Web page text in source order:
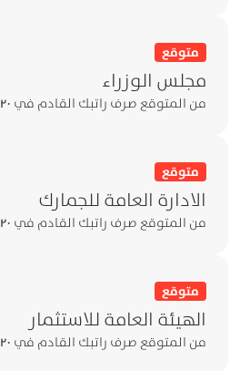
متوقع
مجلس الوزراء
من المتوقع صرف راتبك القادم في ٢٠ أغسطس ٢٦
متوقع
الادارة العامة للجمارك
من المتوقع صرف راتبك القادم في ٢٠ أغسطس ٢٦
متوقع
الهيئة العامة للاستثمار
من المتوقع صرف راتبك القادم في ٢٠ أغسطس ٢٦